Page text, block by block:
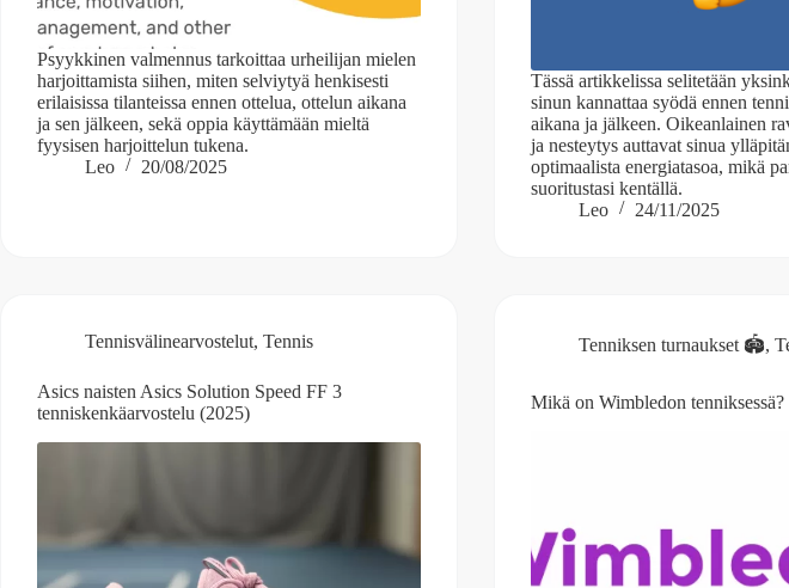
Psyykkinen valmennus tarkoittaa urheilijan mielen
harjoittamista siihen, miten selviytyä henkisesti
erilaisissa tilanteissa ennen ottelua, ottelun aikana
ja sen jälkeen, sekä oppia käyttämään mieltä
fyysisen harjoittelun tukena.
Leo
20/08/2025
Tässä artikkelissa selitetään
sinun kannattaa syödä ennen
aikana ja jälkeen. Oikeanlainen
ja nesteytys auttavat sinua
optimaalista energiatasoa, mikä
suoritustasi kentällä.
Leo
24/11/2025
Tennisvälinearvostelut, Tennis
Asics naisten Asics Solution Speed FF 3
tenniskenkäarvostelu (2025)
Tenniksen turnaukset 🏟️,
Mikä on Wimbledon tenniksessä?